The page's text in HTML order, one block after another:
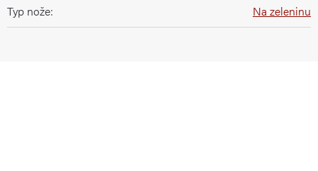
Typ nože: Na zeleninu